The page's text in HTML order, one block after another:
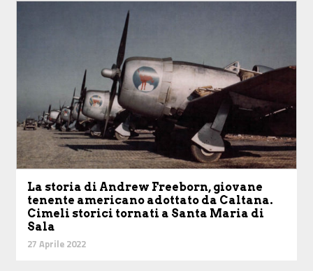
La storia di Andrew Freeborn, giovane
tenente americano adottato da Caltana.
Cimeli storici tornati a Santa Maria di
Sala
27 Aprile 2022